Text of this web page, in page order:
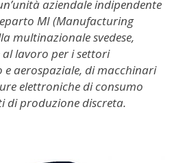
aziendale indipendente
MI (Manufacturing
multinazionale svedese,
lavoro per i settori
aerospaziale, di macchinari
elettroniche di consumo
di produzione discreta.